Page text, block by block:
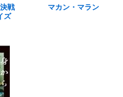
決戦
ズ
マカン・マラン